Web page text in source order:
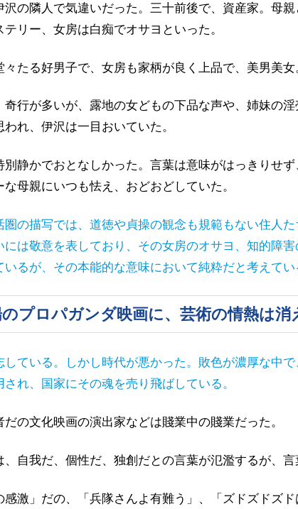
沢の隣人で気違いだった。三十前後で、資産家。母
リー、女房は白痴でオサヨといった。
たる好男子で、女房も家柄が良く上品で、美男美女
奇行が多いが、露地の女どもの下品な声や、姉妹の
れ、伊沢は一目おいていた。
別静かでおとなしかった。言葉は意味がはっきりせ
母親にいつも怯え、おどおどしていた。
圏の描写では、道徳や貞操の観念も規範もない住人
には敬意を表しており、その女房のオサヨ、知的障
いるが、その本能的な意味において純粋だと考えてい
のプロパガンダ映画に、芸術の情熱は消
している。しかし時代が悪かった。敗色が濃厚な中
れ、国家にその魂を売り飛ばしている。
の文化映画の演出家などは賤業中の賤業だった。
自我だ、個性だ、独創だとの言葉が氾濫するが、言
感激」だの、「兵隊さんよ有難う」、「ズドズドズ